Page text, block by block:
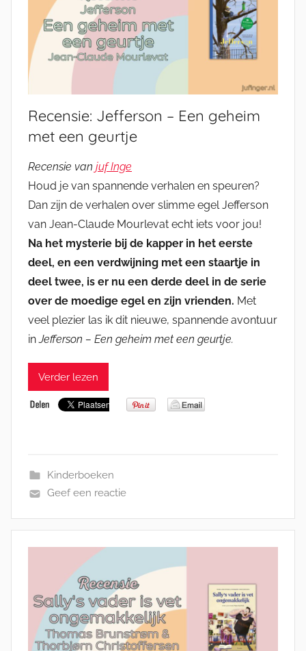
Recensie: Jefferson – Een geheim
met een geurtje
Recensie van juf Inge
Houd je van spannende verhalen en speuren?
Dan zijn de verhalen over slimme egel Jefferson
van Jean-Claude Mourlevat echt iets voor jou!
Na het mysterie bij de kapper in het eerste
deel, en een verdwijning met een staartje in
deel twee, is er nu een derde deel in de serie
over de moedige egel en zijn vrienden. Met
veel plezier las ik dit nieuwe, spannende avontuur
inJefferson – Een geheim met een geurtje.
Verder lezen
Kinderboeken
Geef een reactie